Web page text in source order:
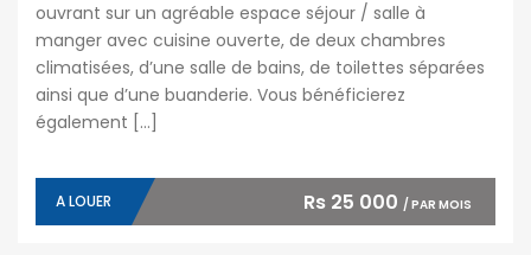
ouvrant sur un agréable espace séjour / salle à
manger avec cuisine ouverte, de deux chambres
climatisées, d’une salle de bains, de toilettes séparées
ainsi que d’une buanderie. Vous bénéficierez
également […]
A LOUER Rs 25 000 / PAR MOIS